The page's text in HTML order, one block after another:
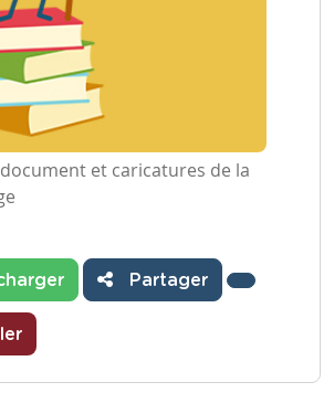
et caricatures de la
Partager